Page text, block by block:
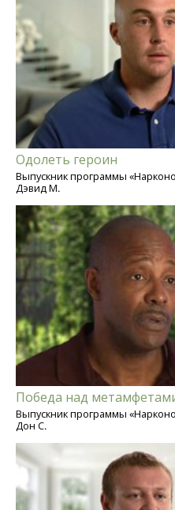
Одолеть героин
Выпускник программы
Дэвид М.
Победа над
Выпускник программы
Дон С.